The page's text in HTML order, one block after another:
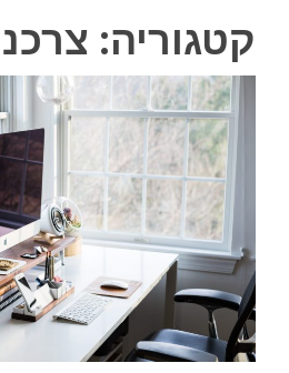
קטגוריה: